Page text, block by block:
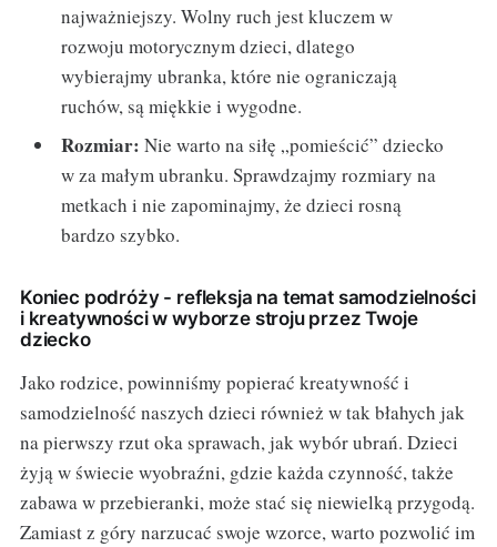
najważniejszy. Wolny ruch jest kluczem w
rozwoju motorycznym dzieci, dlatego
wybierajmy ubranka, które nie ograniczają
ruchów, są miękkie i wygodne.
Rozmiar:Nie warto na siłę „pomieścić” dziecko
w za małym ubranku. Sprawdzajmy rozmiary na
metkach i nie zapominajmy, że dzieci rosną
bardzo szybko.
Koniec podróży - refleksja na temat samodzielności
i kreatywności w wyborze stroju przez Twoje
dziecko
Jako rodzice, powinniśmy popierać kreatywność i
samodzielność naszych dzieci również w tak błahych jak
na pierwszy rzut oka sprawach, jak wybór ubrań. Dzieci
żyją w świecie wyobraźni, gdzie każda czynność, także
zabawa w przebieranki, może stać się niewielką przygodą.
Zamiast z góry narzucać swoje wzorce, warto pozwolić im